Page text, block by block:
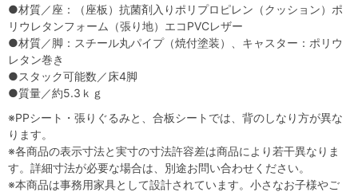
●材質／座：（座板）抗菌剤入りポリプロピレン（クッション）ポ
リウレタンフォーム（張り地）エコPVCレザー
●材質／脚：スチール丸パイプ（焼付塗装）、キャスター：ポリウ
レタン巻き
●スタック可能数／床4脚
●質量／約5.3ｋｇ
※PPシート・張りぐるみと、合板シートでは、背のしなり方が異な
ります。
※各商品の表示寸法と実寸の寸法許容差は商品により若干異なりま
す。詳細寸法が必要な場合は、別途お問い合わせください。
※本商品は事務用家具として設計されています。小さなお子様やご